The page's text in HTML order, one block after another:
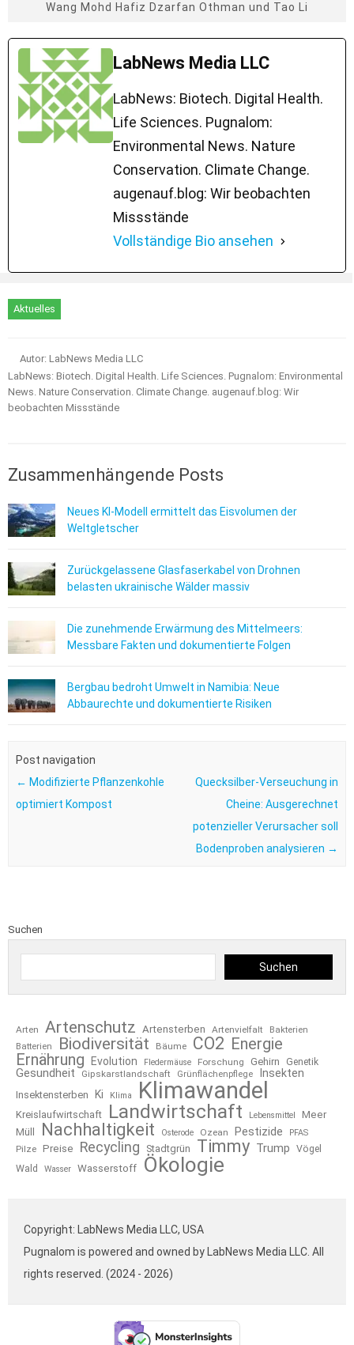
Wang Mohd Hafiz Dzarfan Othman und Tao Li
LabNews Media LLC
LabNews: Biotech. Digital Health.
Life Sciences. Pugnalom:
Environmental News. Nature
Conservation. Climate Change.
augenauf.blog: Wir beobachten
Missstände
Vollständige Bio ansehen
Aktuelles
Autor: LabNews Media LLC
LabNews: Biotech. Digital Health. Life Sciences. Pugnalom: Environmental
News. Nature Conservation. Climate Change. augenauf.blog: Wir
beobachten Missstände
Zusammenhängende Posts
Neues KI-Modell ermittelt das Eisvolumen der
Weltgletscher
Zurückgelassene Glasfaserkabel von Drohnen
belasten ukrainische Wälder massiv
Die zunehmende Erwärmung des Mittelmeers:
Messbare Fakten und dokumentierte Folgen
Bergbau bedroht Umwelt in Namibia: Neue
Abbaurechte und dokumentierte Risiken
Post navigation
← Modifizierte Pflanzenkohle
optimiert Kompost
Quecksilber-Verseuchung in
Cheine: Ausgerechnet
potenzieller Verursacher soll
Bodenproben analysieren →
Suchen
Suchen
Arten Artenschutz Artensterben Artenvielfalt
Bakterien
Batterien
Biodiversität Bäume CO2 Energie
Ernährung
Evolution Fledermäuse Forschung Gehirn Genetik
Gesundheit Gipskarstlandschaft Grünflächenpflege Insekten
Insektensterben Ki Klima Klimawandel
Kreislaufwirtschaft Landwirtschaft Lebensmittel
Meer
Müll
Nachhaltigkeit Osterode Ozean Pestizide PFAS
Pilze Preise Recycling Stadtgrün Timmy Trump
Vögel
Wald
Wasser Wasserstoff Ökologie
Copyright: LabNews Media LLC, USA
Pugnalom is powered and owned by LabNews Media LLC. All
rights reserved. (2024 - 2026)